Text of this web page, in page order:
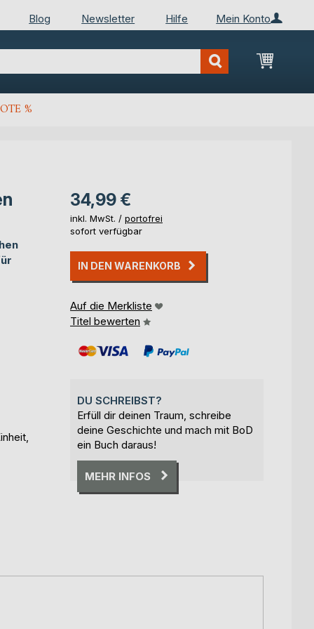
Mein Konto
Blog Newsletter Hilfe
Mein
%
34,99 €
inkl. MwSt. / portofrei
sofort verfügbar
IN DEN WARENKORB
Auf die Merkliste
Titel bewerten
DU SCHREIBST?
Erfüll dir deinen Traum, schreibe
deine Geschichte und mach mit BoD
ein Buch daraus!
MEHR INFOS